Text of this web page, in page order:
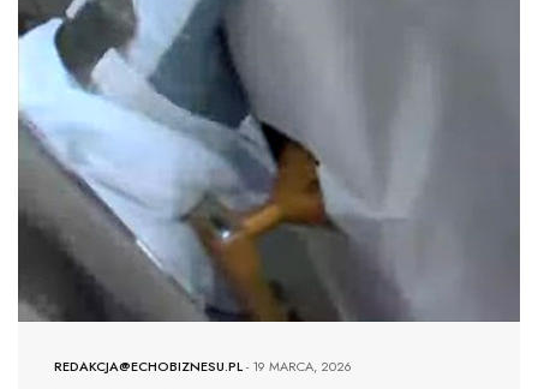
REDAKCJA@ECHOBIZNESU.PL-19 MARCA, 2026